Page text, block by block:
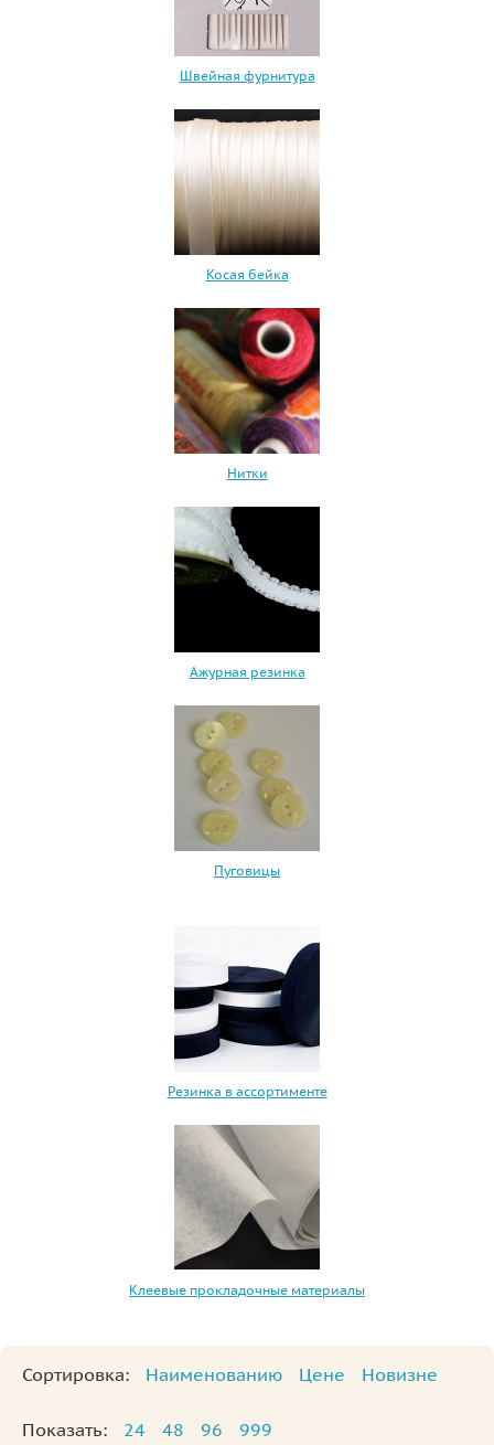
Швейная фурнитура
Косая бейка
Нитки
Ажурная резинка
Пуговицы
Резинка в ассортименте
Клеевые прокладочные материалы
Сортировка: Наименованию Цене Новизне
Показать: 24 48 96 999